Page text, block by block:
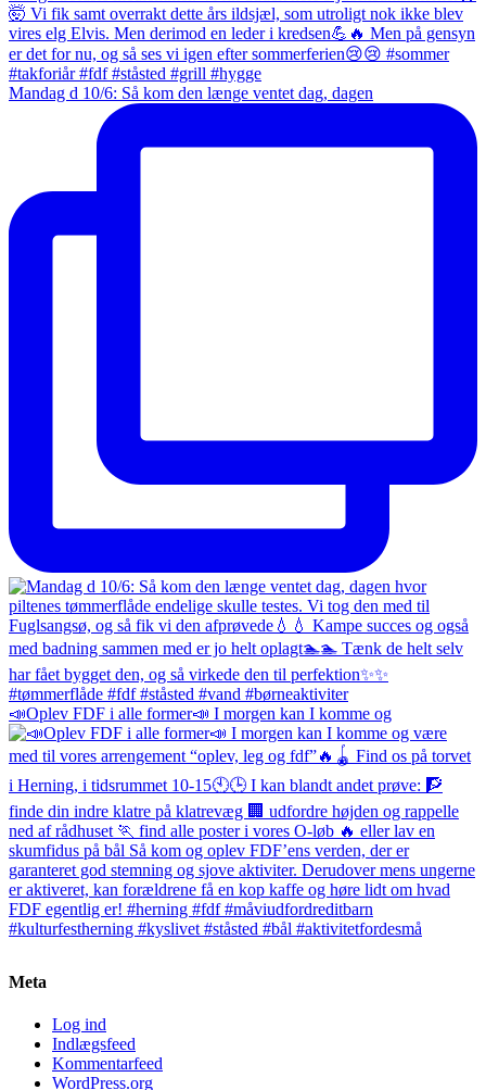
Mandag d 10/6: Så kom den længe ventet dag, dagen
📣Oplev FDF i alle former📣 I morgen kan I komme og
Meta
Log ind
Indlægsfeed
Kommentarfeed
WordPress.org